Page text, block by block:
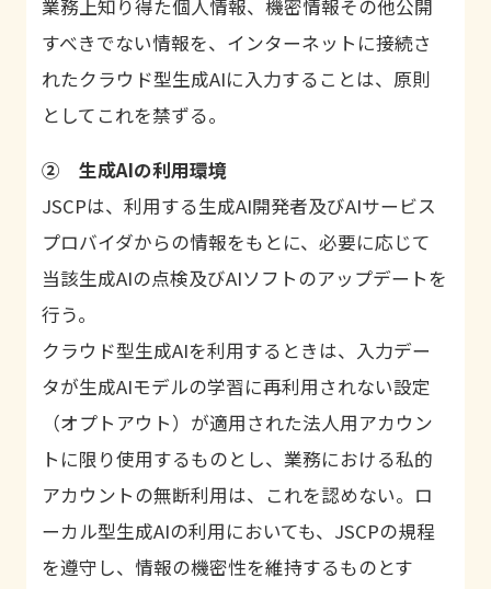
業務上知り得た個人情報、機密情報その他公開
すべきでない情報を、インターネットに接続さ
れたクラウド型生成AIに入力することは、原則
としてこれを禁ずる。
② 生成AIの利用環境
JSCPは、利用する生成AI開発者及びAIサービス
プロバイダからの情報をもとに、必要に応じて
当該生成AIの点検及びAIソフトのアップデートを
行う。
クラウド型生成AIを利用するときは、入力デー
タが生成AIモデルの学習に再利用されない設定
（オプトアウト）が適用された法人用アカウン
トに限り使用するものとし、業務における私的
アカウントの無断利用は、これを認めない。ロ
ーカル型生成AIの利用においても、JSCPの規程
を遵守し、情報の機密性を維持するものとす